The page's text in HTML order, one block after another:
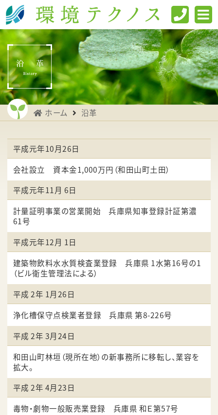
ホーム 沿革
平成元年10月26日
会社設立 資本金1,000万円（和田山町土田）
平成元年11月 6日
計量証明事業の営業開始 兵庫県知事登録計証第濃
61号
平成元年12月 1日
建築物飲料水水質検査業登録 兵庫県 1水第16号の1
（ビル衛生管理法による）
平成 2年 1月26日
浄化槽保守点検業者登録 兵庫県 第8-226号
平成 2年 3月24日
和田山町林垣（現所在地）の新事務所に移転し、業容を
拡大。
平成 2年 4月23日
毒物・劇物一般販売業登録 兵庫県 和Ｅ第57号